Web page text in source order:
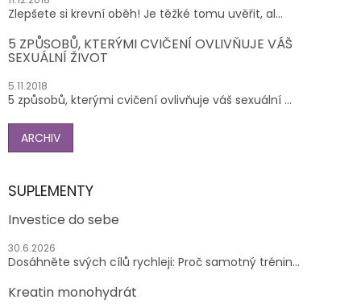
Zlepšete si krevní oběh! Je těžké tomu uvěřit, al...
5 ZPŮSOBŮ, KTERÝMI CVIČENÍ OVLIVŇUJE VÁŠ
SEXUÁLNÍ ŽIVOT
5.11.2018
5 způsobů, kterými cvičení ovlivňuje váš sexuální ...
ARCHIV
SUPLEMENTY
Investice do sebe
30.6.2026
Dosáhněte svých cílů rychleji: Proč samotný trénin...
Kreatin monohydrát